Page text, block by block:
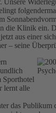
die Klinik ein.
aus einer
– seine
Sporthotel
lernt alle
das Publikum